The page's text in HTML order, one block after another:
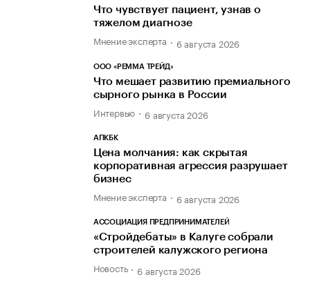
Что чувствует пациент, узнав о
тяжелом диагнозе
Мнение эксперта 6 августа 2026
ООО «РЕММА ТРЕЙД»
Что мешает развитию премиального
сырного рынка в России
Интервью 6 августа 2026
АПКБК
Цена молчания: как скрытая
корпоративная агрессия разрушает
бизнес
Мнение эксперта 6 августа 2026
АССОЦИАЦИЯ ПРЕДПРИНИМАТЕЛЕЙ
«Стройдебаты» в Калуге собрали
строителей калужского региона
Новость 6 августа 2026